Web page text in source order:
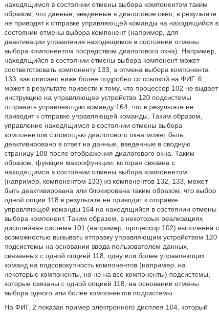
находящимся в состоянии отмены выбора компонентом таким
образом, что данные, введенные в диалоговое окно, в результате
не приводят к отправке управляющей команды на находящийся в
состоянии отмены выбора компонент (например, для
деактивации управления находящимся в состоянии отмены
выбора компонентом посредством диалогового окна). Например,
находящийся в состоянии отмены выбора компонент может
соответствовать компоненту 133, а отмена выбора компонента
133, как описано ниже более подробно со ссылкой на ФИГ. 6,
может в результате привести к тому, что процессор 102 не выдает
инструкцию на управляющее устройство 120 подсистемы
отправить управляющую команду 164, что в результате не
приводит к отправке управляющей команды. Таким образом,
управление находящимся в состоянии отмены выбора
компонентом с помощью диалогового окна может быть
деактивировано в ответ на данные, введенные в сводную
страницу 108 после отображения диалогового окна. Таким
образом, функция макрофункции, которая связана с
находящимся в состоянии отмены выбора компонентом
(например, компонентом 133) из компонентов 132, 133, может
быть деактивирована или блокирована таким образом, что выбор
одной опции 118 в результате не приводит к отправке
управляющей команды 164 на находящийся в состоянии отмены
выбора компонент. Таким образом, в некоторых реализациях
дисплейная система 101 (например, процессор 102) выполнена с
возможностью вызывать отправку управляющим устройством 120
подсистемы на основании ввода пользователем данных,
связанных с одной опцией 118, одну или более управляющих
команд на подсовокупность компонентов (например, на
некоторые компоненты, но не на все компоненты) подсистемы,
которые связаны с одной опцией 118, на основании отмены
выбора одного или более компонентов подсистемы.
На ФИГ. 2 показан пример электронного дисплея 104, который